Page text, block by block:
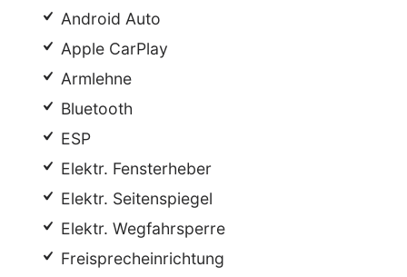
Android Auto
Apple CarPlay
Armlehne
Bluetooth
ESP
Elektr. Fensterheber
Elektr. Seitenspiegel
Elektr. Wegfahrsperre
Freisprecheinrichtung